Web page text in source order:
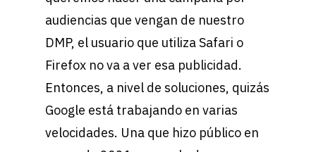
audiencias que vengan de nuestro
DMP, el usuario que utiliza Safari o
Firefox no va a ver esa publicidad.
Entonces, a nivel de soluciones, quizás
Google está trabajando en varias
velocidades. Una que hizo público en